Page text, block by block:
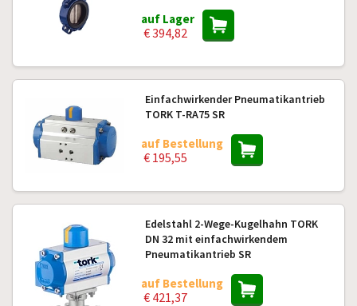
auf Lager
€ 394,82
Einfachwirkender Pneumatikantrieb
TORK T-RA75 SR
auf Bestellung
€ 195,55
Edelstahl 2-Wege-Kugelhahn TORK
DN 32 mit einfachwirkendem
Pneumatikantrieb SR
auf Bestellung
€ 421,37